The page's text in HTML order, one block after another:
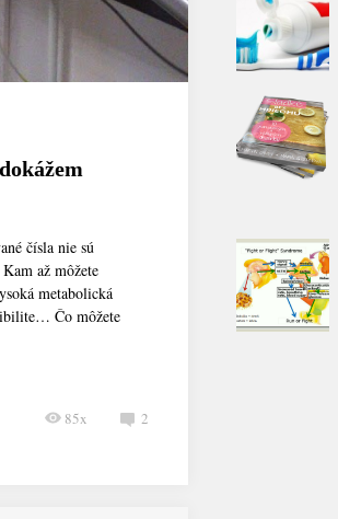
čísla nie sú
až môžete
metabolická
Čo môžete
2
85x